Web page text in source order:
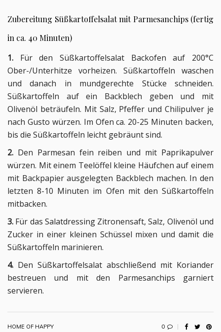
Zubereitung Süßkartoffelsalat mit Parmesanchips (fertig
in ca. 40 Minuten)
1. Für den Süßkartoffelsalat Backofen auf 200°C
Ober-/Unterhitze vorheizen. Süßkartoffeln waschen
und danach in mundgerechte Stücke schneiden.
Süßkartoffeln auf ein Backblech geben und mit
Olivenöl beträufeln. Mit Salz, Pfeffer und Chilipulver je
nach Gusto würzen. Im Ofen ca. 20-25 Minuten backen,
bis die Süßkartoffeln leicht gebräunt sind.
2. Den Parmesan fein reiben und mit Paprikapulver
würzen. Mit einem Teelöffel kleine Häufchen auf einem
mit Backpapier ausgelegten Backblech machen. In den
letzten 8-10 Minuten im Ofen mit den Süßkartoffeln
mitbacken.
3. Für das Salatdressing Zitronensaft, Salz, Olivenöl und
Zucker in einer kleinen Schüssel mixen und damit die
Süßkartoffeln marinieren.
4. Den Süßkartoffelsalat abschließend mit Koriander
bestreuen und mit den Parmesanchips garniert
servieren.
HOME OF HAPPY 0